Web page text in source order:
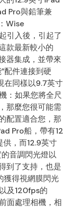
Pro與鉛筆兼
Wise
引入後，引起了
款最新較小的
器集成，並帶來
配件連接到硬
在同樣以9.7英寸
：如果您將全尺
那麼您很可能需
配置適合您，那
Pro船，帶有12
，而12.9英寸
音調閃光燈以
到了支持，也是
獲得視網膜閃光
及120fps的
面處理相機，相